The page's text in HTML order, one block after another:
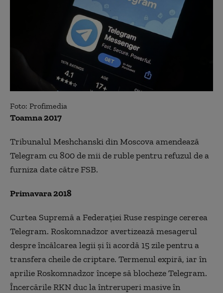
Foto: Profimedia
Toamna 2017
Tribunalul Meshchanski din Moscova amendează
Telegram cu 800 de mii de ruble pentru refuzul de a
furniza date către FSB.
Primavara 2018
Curtea Supremă a Federației Ruse respinge cererea
Telegram. Roskomnadzor avertizează mesagerul
despre încălcarea legii și îi acordă 15 zile pentru a
transfera cheile de criptare. Termenul expiră, iar în
aprilie Roskomnadzor începe să blocheze Telegram.
Încercările RKN duc la întreruperi masive în